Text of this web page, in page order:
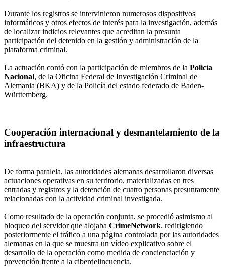
Durante los registros se intervinieron numerosos dispositivos
informáticos y otros efectos de interés para la investigación, además
de localizar indicios relevantes que acreditan la presunta
participación del detenido en la gestión y administración de la
plataforma criminal.
La actuación contó con la participación de miembros de la Policía
Nacional, de la Oficina Federal de Investigación Criminal de
Alemania (BKA) y de la Policía del estado federado de Baden-
Württemberg.
Cooperación internacional y desmantelamiento de la
infraestructura
De forma paralela, las autoridades alemanas desarrollaron diversas
actuaciones operativas en su territorio, materializadas en tres
entradas y registros y la detención de cuatro personas presuntamente
relacionadas con la actividad criminal investigada.
Como resultado de la operación conjunta, se procedió asimismo al
bloqueo del servidor que alojaba CrimeNetwork, redirigiendo
posteriormente el tráfico a una página controlada por las autoridades
alemanas en la que se muestra un vídeo explicativo sobre el
desarrollo de la operación como medida de concienciación y
prevención frente a la ciberdelincuencia.